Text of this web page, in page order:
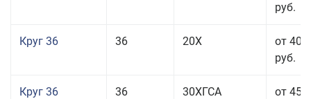
руб.
Круг 36 36 20Х
от 40
руб.
Круг 36 36 30ХГСА
от 45